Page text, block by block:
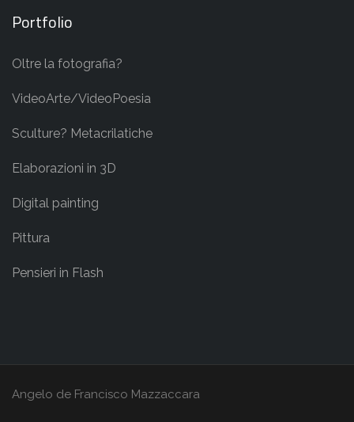
Portfolio
Oltre la fotografia?
VideoArte/VideoPoesia
Sculture? Metacrilatiche
Elaborazioni in 3D
Digital painting
Pittura
Pensieri in Flash
Angelo de Francisco Mazzaccara